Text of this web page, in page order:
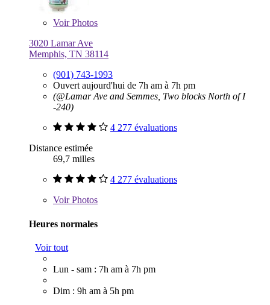
VoirPhotos
3020 Lamar Ave
Memphis, TN 38114
(901) 743-1993
Ouvert aujourd'hui de 7h am à 7h pm
(@Lamar Ave and Semmes, Two blocks North of I
-240)
4 277 évaluations
Distance estimée
69,7 milles
4 277 évaluations
VoirPhotos
Heures normales
Voir tout
Lun - sam : 7h am à 7h pm
Dim : 9h am à 5h pm